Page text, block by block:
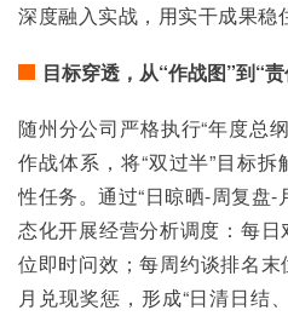
深度融入实战，用实干成果稳
目标穿透，从“作战图”到“
随州分公司严格执行“年度总
作战体系，将“双过半”目标
性任务。通过“日晾晒-周复盘-
态化开展经营分析调度：每
位即时问效；每周约谈排名
月兑现奖惩，形成“日清日结